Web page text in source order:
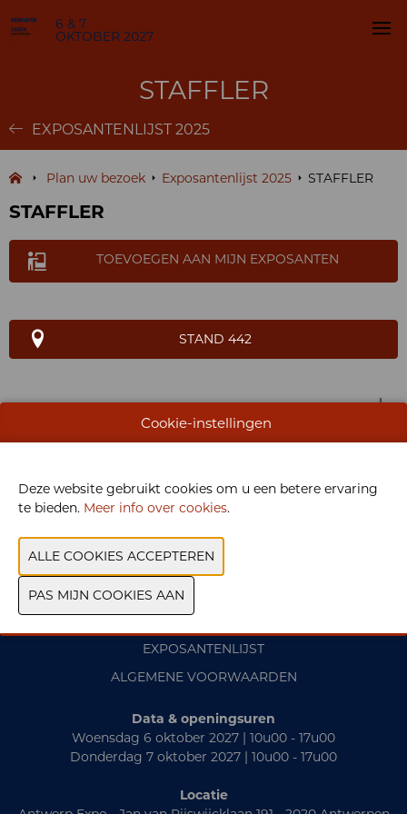
6 & 7
OKTOBER 2027
STAFFLER
EXPOSANTENLIJST 2025
Plan uw bezoek Exposantenlijst 2025 STAFFLER
STAFFLER
TOEVOEGEN AAN MIJN EXPOSANTEN
STAND 442
CONTACT
PRAKTISCH
EXPOSANTENLIJST
ALGEMENE VOORWAARDEN
Data & openingsuren
Woensdag 6 oktober 2027 | 10u00 - 17u00
Donderdag 7 oktober 2027 | 10u00 - 17u00
Locatie
Cookie-instellingen
Deze website gebruikt cookies om u een betere ervaring
te bieden. Meer info over cookies.